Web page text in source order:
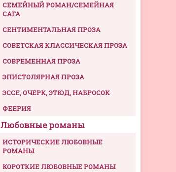
СЕМЕЙНЫЙ РОМАН/СЕМЕЙНАЯ
САГА
СЕНТИМЕНТАЛЬНАЯ ПРОЗА
СОВЕТСКАЯ КЛАССИЧЕСКАЯ ПРОЗА
СОВРЕМЕННАЯ ПРОЗА
ЭПИСТОЛЯРНАЯ ПРОЗА
ЭССЕ, ОЧЕРК, ЭТЮД, НАБРОСОК
ФЕЕРИЯ
Любовные романы
ИСТОРИЧЕСКИЕ ЛЮБОВНЫЕ
РОМАНЫ
КОРОТКИЕ ЛЮБОВНЫЕ РОМАНЫ